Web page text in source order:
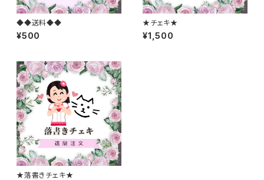
◆◆送料◆◆
¥500
★チェキ★
¥1,500
★落書きチェキ★